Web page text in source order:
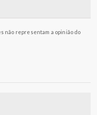
não representam a opinião do